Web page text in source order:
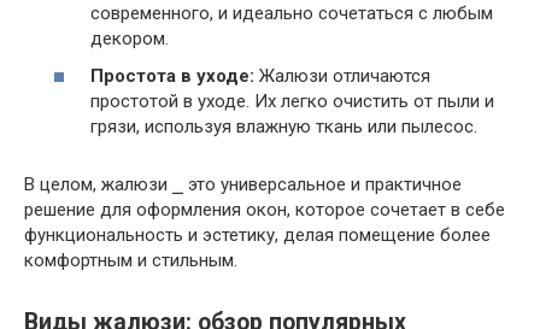
современного, и идеально сочетаться с любым
декором.
Простота в уходе: Жалюзи отличаются
простотой в уходе. Их легко очистить от пыли и
грязи, используя влажную ткань или пылесос.
В целом, жалюзи ⎯ это универсальное и практичное
решение для оформления окон, которое сочетает в себе
функциональность и эстетику, делая помещение более
комфортным и стильным.
Виды жалюзи: обзор популярных